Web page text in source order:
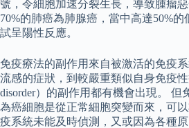
號，令細胞加速分裂生長，導致腫瘤
70%的肺癌為肺腺癌，當中高達50%的
試呈陽性反應。
免疫療法的副作用來自被激活的免疫
流感的症狀，到較嚴重類似自身免疫
disorder）的副作用都有機會出現。 但
為癌細胞是從正常細胞突變而來，可
疫系統未能及時偵測，又或因為各種